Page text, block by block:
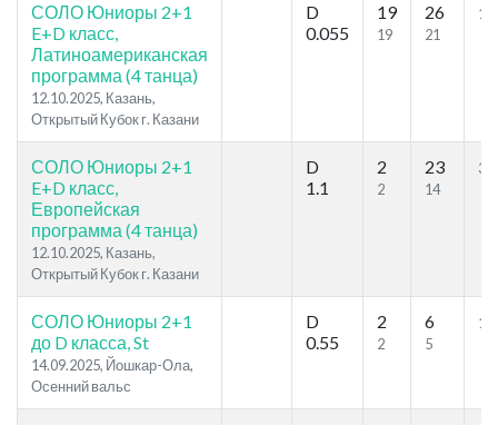
СОЛО Юниоры 2+1
E+D класс,
Латиноамериканская
программа (4 танца)
12.10.2025, Казань,
Открытый Кубок г. Казани
D
0.055
19
19
26
21
СОЛО Юниоры 2+1
E+D класс,
Европейская
программа (4 танца)
12.10.2025, Казань,
Открытый Кубок г. Казани
D
1.1
2
2
23
14
СОЛО Юниоры 2+1
до D класса, St
14.09.2025, Йошкар-Ола,
Осенний вальс
D
0.55
2
2
6
5